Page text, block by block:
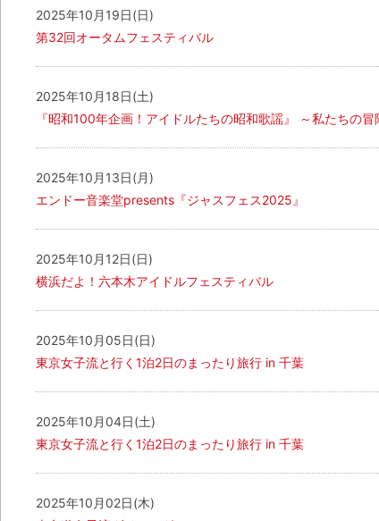
2025年10月19日(日)
第32回オータムフェスティバル
2025年10月18日(土)
『昭和100年企画！アイドルたちの昭和歌謡』 ～私たちの冒
2025年10月13日(月)
エンドー音楽堂presents『ジャスフェス2025』
2025年10月12日(日)
横浜だよ！六本木アイドルフェスティバル
2025年10月05日(日)
東京女子流と行く1泊2日のまったり旅行 in 千葉
2025年10月04日(土)
東京女子流と行く1泊2日のまったり旅行 in 千葉
2025年10月02日(木)